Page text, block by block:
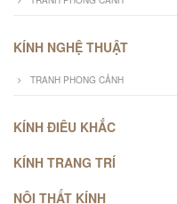
KÍNH NGHỆ THUẬT
TRANH PHONG CẢNH
KÍNH ĐIÊU KHẮC
KÍNH TRANG TRÍ
NỘI THẤT KÍNH